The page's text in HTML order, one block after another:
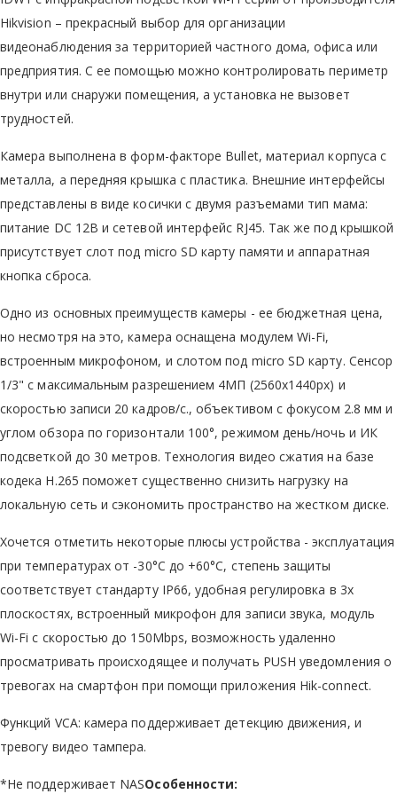
Hikvision – прекрасный выбор для организации
видеонаблюдения за территорией частного дома, офиса или
предприятия. С ее помощью можно контролировать периметр
внутри или снаружи помещения, а установка не вызовет
трудностей.
Камера выполнена в форм-факторе Bullet, материал корпуса с
металла, а передняя крышка с пластика. Внешние интерфейсы
представлены в виде косички с двумя разъемами тип мама:
питание DC 12В и сетевой интерфейс RJ45. Так же под крышкой
присутствует слот под micro SD карту памяти и аппаратная
кнопка сброса.
Одно из основных преимуществ камеры - ее бюджетная цена,
но несмотря на это, камера оснащена модулем Wi-Fi,
встроенным микрофоном, и слотом под micro SD карту. Сенсор
1/3" с максимальным разрешением 4МП (2560х1440px) и
скоростью записи 20 кадров/с., объективом с фокусом 2.8 мм и
углом обзора по горизонтали 100°, режимом день/ночь и ИК
подсветкой до 30 метров. Технология видео сжатия на базе
кодека Н.265 поможет существенно снизить нагрузку на
локальную сеть и сэкономить пространство на жестком диске.
Хочется отметить некоторые плюсы устройства - эксплуатация
при температурах от -30°C до +60°C, степень защиты
соответствует стандарту IP66, удобная регулировка в 3х
плоскостях, встроенный микрофон для записи звука, модуль
Wi-Fi с скоростью до 150Mbps, возможность удаленно
просматривать происходящее и получать PUSH уведомления о
тревогах на смартфон при помощи приложения Hik-connect.
Функций VCA: камера поддерживает детекцию движения, и
тревогу видео тампера.
*Не поддерживает NASОсобенности: